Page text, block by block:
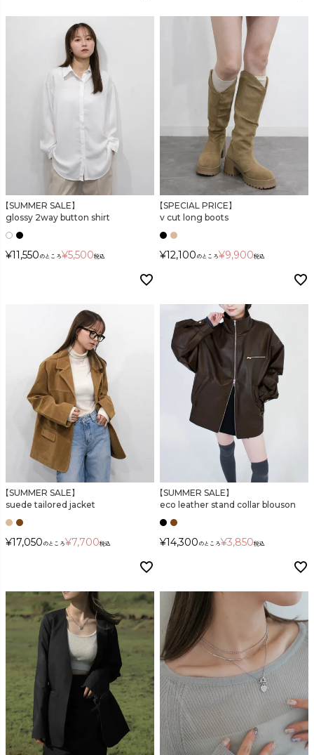
在庫なし商品
表示する
表示しない
【SUMMER SALE】
glossy 2way button shirt
¥11,550 のところ¥5,500税込
【SPECIAL PRICE】
v cut long boots
¥12,100 のところ¥9,900税込
【SUMMER SALE】
suede tailored jacket
¥17,050 のところ¥7,700税込
【SUMMER SALE】
eco leather stand collar blouson
¥14,300 のところ¥3,850税込